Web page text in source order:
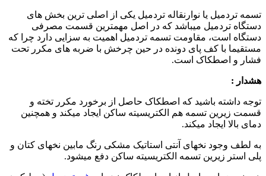
تسمه تردمیل یا نوارنقاله تردمیل یکی از اصلی ترین بخش های
دستگاه تردمیل میباشد که در اصل مهمترین قسمت مصرفی
دستگاه است، مقاومت تسمه تردمیل اهمیت به سزایی دارد چرا که
مستقیما با کف پای دونده در حین چرخش با ضربه های مکرر تحت
فشار و اصطکاک است.
هشدار :
توجه داشته باشید که اصطکاک حاصل از برخورد مکرر تخته و
قسمت زیرین تسمه هم الکتریسیته ساکن ایجاد میکند و همچنین
دمای بالا ایجاد میکند.
به لطف وجود نخهای آنتی استاتیک مشکی رنگ مابین نخهای کتان و
پلی استر زیرین تسمه الکتریسیته ساکن دفع میشود.